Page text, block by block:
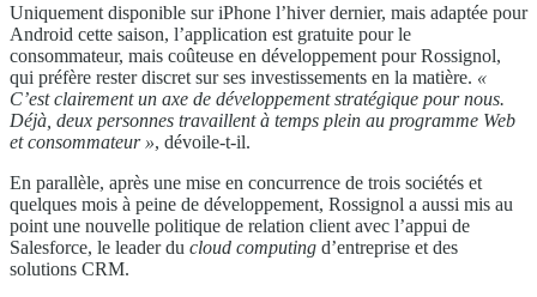
Uniquement disponible sur iPhone l’hiver dernier, mais adaptée pour
Android cette saison, l’application est gratuite pour le
consommateur, mais coûteuse en développement pour Rossignol,
qui préfère rester discret sur ses investissements en la matière. «
C’est clairement un axe de développement stratégique pour nous.
Déjà, deux personnes travaillent à temps plein au programme Web
et consommateur », dévoile-t-il.
En parallèle, après une mise en concurrence de trois sociétés et
quelques mois à peine de développement, Rossignol a aussi mis au
point une nouvelle politique de relation client avec l’appui de
Salesforce, le leader du cloud computing d’entreprise et des
solutions CRM.